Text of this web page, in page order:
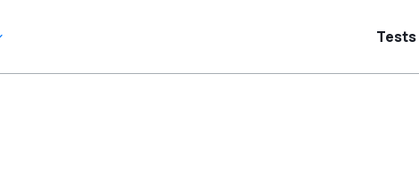
Tests